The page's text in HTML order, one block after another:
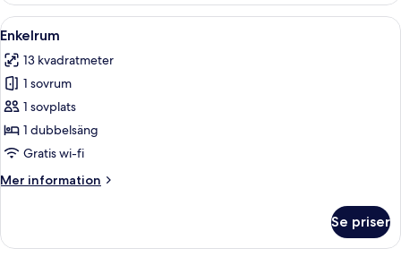
Öppna
alla
foton
för
Enkelrum
Ett hotellrum med en väl bäddad
6
Enkelrum
13 kvadratmeter
1 sovrum
1 sovplats
1 dubbelsäng
Gratis wi-fi
Mer information
Mer
Se priser